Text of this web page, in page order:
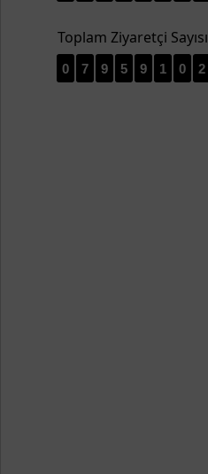
Toplam Ziyaretçi Sayısı
0 7 9 5 9 1 0 2